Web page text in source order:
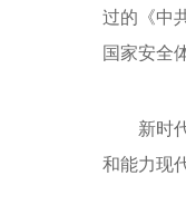
过的《中
国家安全
新时
和能力现